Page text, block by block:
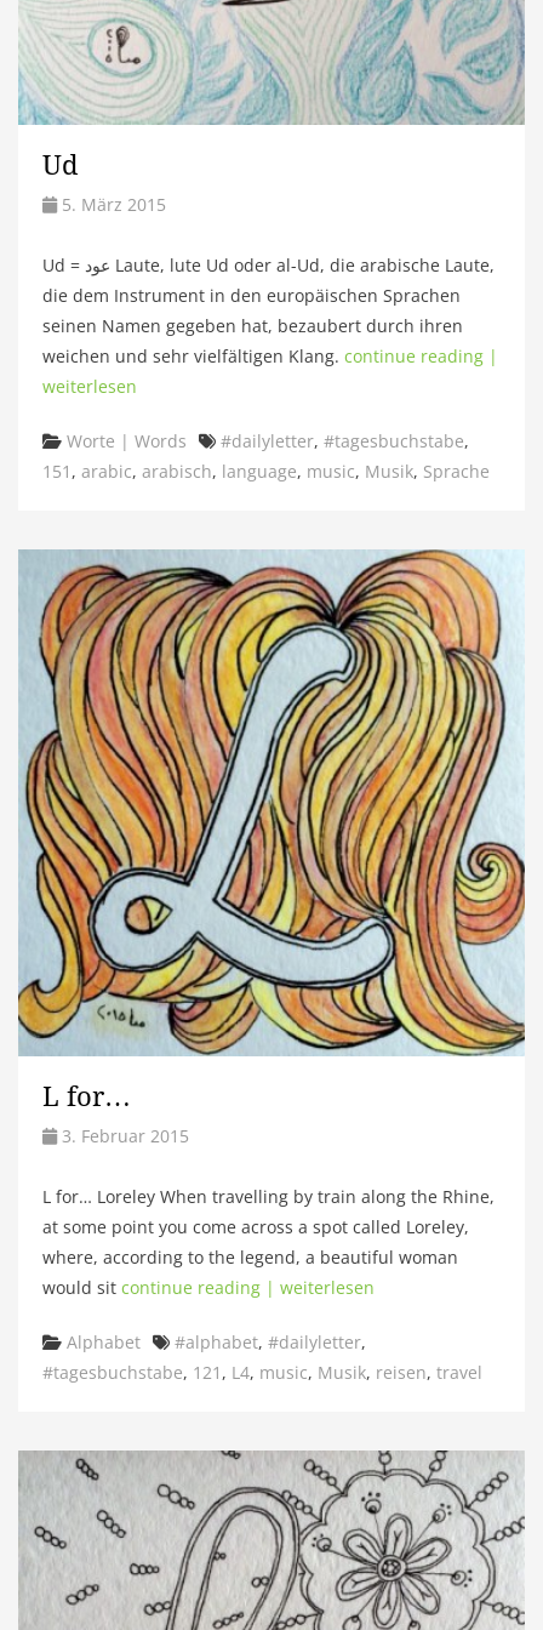
Ud
5. März 2015
Ud = عود Laute, lute Ud oder al-Ud, die arabische Laute,
die dem Instrument in den europäischen Sprachen
seinen Namen gegeben hat, bezaubert durch ihren
weichen und sehr vielfältigen Klang. continue reading |
weiterlesen
Categories
Worte | Words Tags
#dailyletter, #tagesbuchstabe,
151 , arabic, arabisch, language, music, Musik, Sprache
L for…
3. Februar 2015
L for… Loreley When travelling by train along the Rhine,
at some point you come across a spot called Loreley,
where, according to the legend, a beautiful woman
would sit continue reading | weiterlesen
Categories
Alphabet Tags
#alphabet, #dailyletter,
#tagesbuchstabe, 121 , L4, music, Musik, reisen, travel